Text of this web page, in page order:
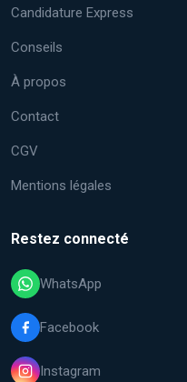
Candidature Express
Conseils
À propos
Contact
CGV
Mentions légales
Restez connecté
WhatsApp
Facebook
Instagram